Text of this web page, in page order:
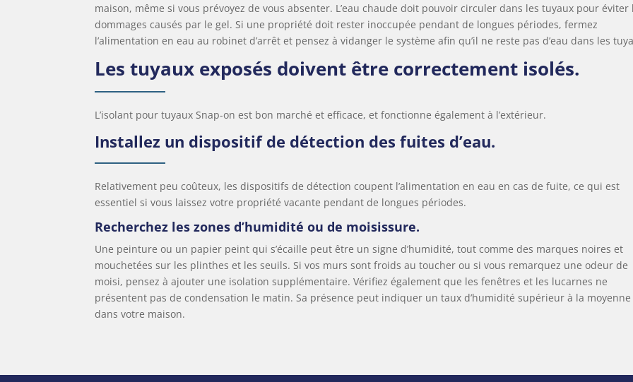
maison, même si vous prévoyez de vous absenter. L’eau chaude doit pouvoir circuler dans les tuyaux pour éviter
dommages causés par le gel. Si une propriété doit rester inoccupée pendant de longues périodes, fermez
l’alimentation en eau au robinet d’arrêt et pensez à vidanger le système afin qu’il ne reste pas d’eau dans les
Les tuyaux exposés doivent être correctement isolés.
L’isolant pour tuyaux Snap-on est bon marché et efficace, et fonctionne également à l’extérieur.
Installez un dispositif de détection des fuites d’eau.
Relativement peu coûteux, les dispositifs de détection coupent l’alimentation en eau en cas de fuite, ce qui est
essentiel si vous laissez votre propriété vacante pendant de longues périodes.
Recherchez les zones d’humidité ou de moisissure.
Une peinture ou un papier peint qui s’écaille peut être un signe d’humidité, tout comme des marques noires et
mouchetées sur les plinthes et les seuils. Si vos murs sont froids au toucher ou si vous remarquez une odeur de
moisi, pensez à ajouter une isolation supplémentaire. Vérifiez également que les fenêtres et les lucarnes ne
présentent pas de condensation le matin. Sa présence peut indiquer un taux d’humidité supérieur à la moyenne
dans votre maison.